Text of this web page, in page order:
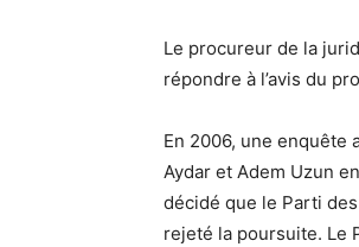
Le procureur de la
répondre à l’avis du
En 2006, une
Aydar et Adem Uzun
décidé que le Parti
rejeté la poursuite. Le